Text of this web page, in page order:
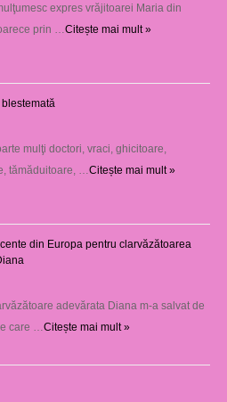
expres vrăjitoarei Maria din
prin … Citește mai mult »
mulţi doctori, vraci, ghicitoare,
tămăduitoare, … Citește mai mult »
din Europa pentru clarvăzătoarea
adevărata Diana m-a salvat de
care … Citește mai mult »